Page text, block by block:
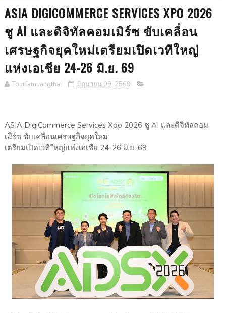
ASIA DIGICOMMERCE SERVICES XPO 2026
ชู AI และดิจิทัลคอมเมิร์ซ ขับเคลื่อน
เศรษฐกิจยุคใหม่เตรียมเปิดเวทีใหญ่
แห่งเอเชีย 24-26 มิ.ย. 69
Tourfamuangthai มิถุนายน 09, 2569
ASIA DigiCommerce Services Xpo 2026 ชู AI และดิจิทัลคอม
เมิร์ซ ขับเคลื่อนเศรษฐกิจยุคใหม่
เตรียมเปิดเวทีใหญ่แห่งเอเชีย 24-26 มิ.ย. 69